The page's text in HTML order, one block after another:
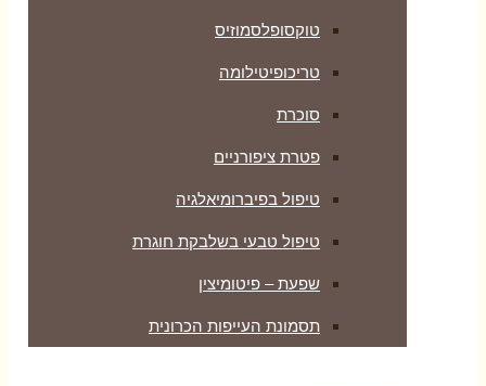
טוקסופלסמוזיס
טריכופיטילומה
סוכרת
פטרת ציפורניים
טיפול בפיברומיאלגיה
טיפול טבעי בשלבקת חוגרת
שפעת – פיטומיצין
תסמונת העייפות הכרונית